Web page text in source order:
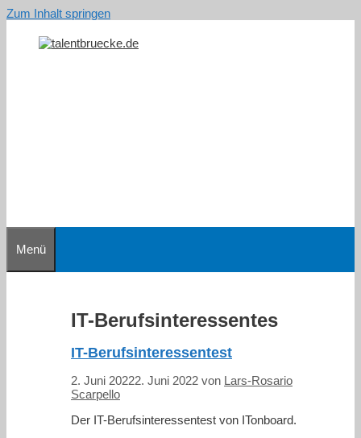
Zum Inhalt springen
Menü
IT-Berufsinteressentes
IT-Berufsinteressentest
2. Juni 20222. Juni 2022 von Lars-Rosario
Scarpello
Der IT-Berufsinteressentest von ITonboard.